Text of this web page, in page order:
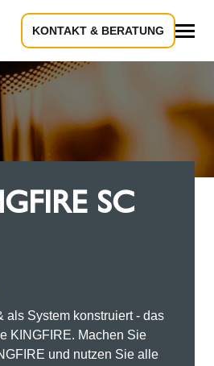
KONTAKT & BERATUNG
SC
als System konstruiert - das
KINGFIRE. Machen Sie
und nutzen Sie alle